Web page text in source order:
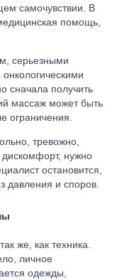
самочувствии. В
помощь,
серьезными
сначала получить
массаж может быть
ограничения.
тревожно,
дискомфорт, нужно
остановится,
давления и споров.
же, как техника.
личное
одежды,